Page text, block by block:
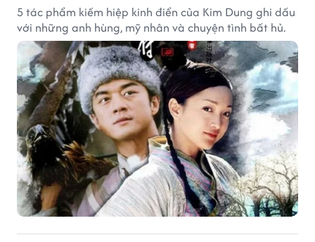
5 tác phẩm kiếm hiệp kinh điển của Kim Dung ghi dấu
với những anh hùng, mỹ nhân và chuyện tình bất hủ.